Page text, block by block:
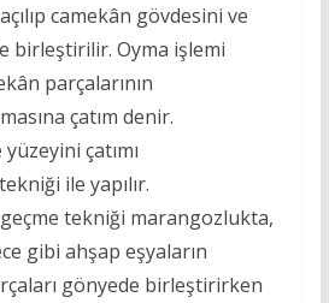
camekân gövdesini ve
birleştirilir. Oyma işlemi
parçalarının
çatım denir.
çatımı
ile yapılır.
tekniği marangozlukta,
gibi ahşap eşyaların
gönyede birleştirirken